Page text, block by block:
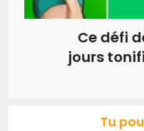
Ce défi
jours
Tu